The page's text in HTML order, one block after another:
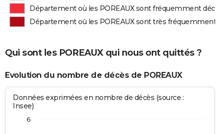
Département où les POREAUX sont fréquemment
Département où les POREAUX sont très fréquemment
Qui sont les POREAUX qui nous ont quittés ?
Evolution du nombre de décès de POREAUX
Données exprimées en nombre de décès (source :
Insee)
6